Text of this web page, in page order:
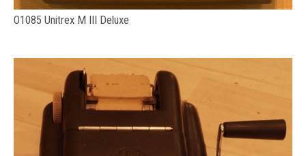
O1085 Unitrex M III Deluxe